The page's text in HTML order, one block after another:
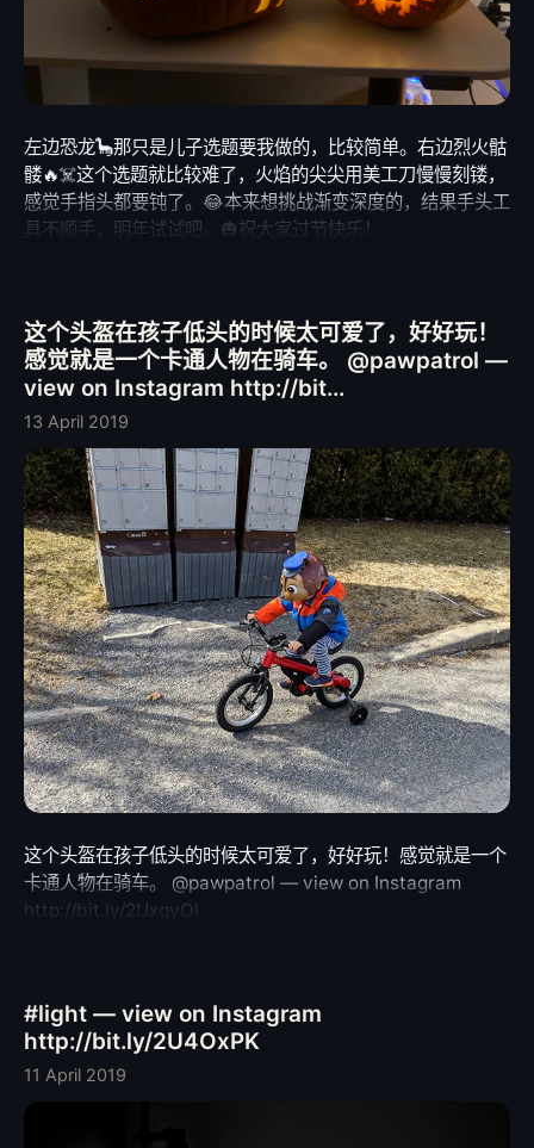
左边恐龙🦕那只是儿子选题要我做的，比较简单。右边烈火骷
髅🔥☠️这个选题就比较难了，火焰的尖尖用美工刀慢慢刻镂，
感觉手指头都要钝了。😂本来想挑战渐变深度的，结果手头工
具不顺手，明年试试吧。🎃祝大家过节快乐！
这个头盔在孩子低头的时候太可爱了，好好玩！
感觉就是一个卡通人物在骑车。 @pawpatrol —
view on Instagram http://bit...
13 April 2019
这个头盔在孩子低头的时候太可爱了，好好玩！感觉就是一个
卡通人物在骑车。 @pawpatrol — view on Instagram
http://bit.ly/2UxqyOl
#light — view on Instagram
http://bit.ly/2U4OxPK
11 April 2019